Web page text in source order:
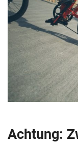
Achtung: